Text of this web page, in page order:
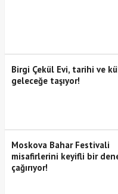
Birgi Çekül Evi, tarihi ve
geleceğe taşıyor!
Moskova Bahar Festivali
misafirlerini keyifli bir
çağırıyor!